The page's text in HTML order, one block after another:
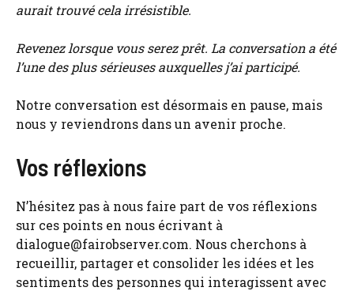
aurait trouvé cela irrésistible.
Revenez lorsque vous serez prêt. La conversation a été
l’une des plus sérieuses auxquelles j’ai participé.
Notre conversation est désormais en pause, mais
nous y reviendrons dans un avenir proche.
Vos réflexions
N’hésitez pas à nous faire part de vos réflexions
sur ces points en nous écrivant à
dialogue@fairobserver.com. Nous cherchons à
recueillir, partager et consolider les idées et les
sentiments des personnes qui interagissent avec